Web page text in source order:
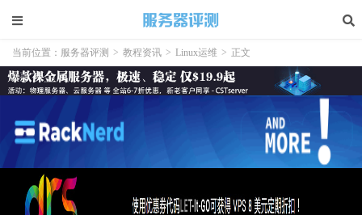
当前位置： 服务器评测 > 教程资讯 > Linux运维 > 正文